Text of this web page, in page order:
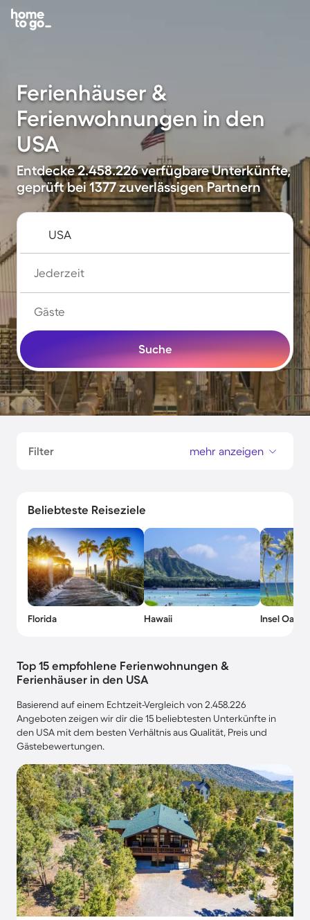
Ferienhäuser &
Ferienwohnungen in den
USA
Entdecke 2.458.226 verfügbare Unterkünfte,
geprüft bei 1377 zuverlässigen Partnern
Jederzeit
Gäste
Suche
Filter mehr anzeigen
Beliebteste Reiseziele
Florida Hawaii Insel Oahu
Top 15 empfohlene Ferienwohnungen &
Ferienhäuser in den USA
Basierend auf einem Echtzeit-Vergleich von 2.458.226
Angeboten zeigen wir dir die 15 beliebtesten Unterkünfte in
den USA mit dem besten Verhältnis aus Qualität, Preis und
Gästebewertungen.